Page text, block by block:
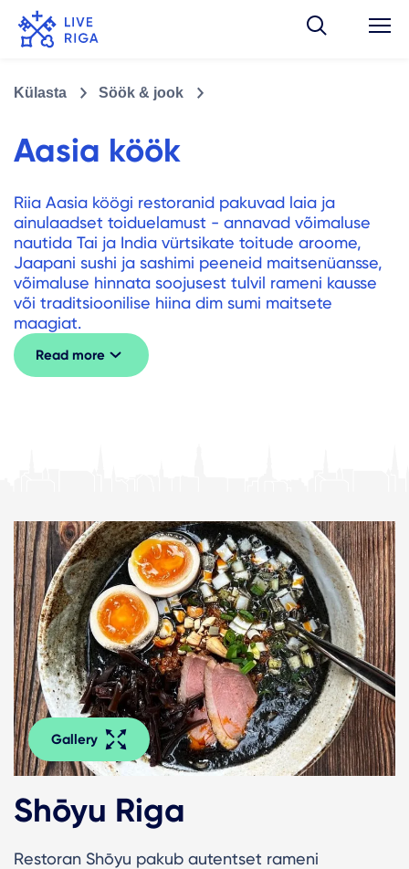
Külasta Söök & jook
Aasia köök
Riia Aasia köögi restoranid pakuvad laia ja
ainulaadset toiduelamust - annavad võimaluse
nautida Tai ja India vürtsikate toitude aroome,
Jaapani sushi ja sashimi peeneid maitsenüansse,
võimaluse hinnata soojusest tulvil rameni kausse
või traditsioonilise hiina dim sumi maitsete
maagiat.
Read more
Gallery
Shōyu Riga
Restoran Shōyu pakub autentset rameni